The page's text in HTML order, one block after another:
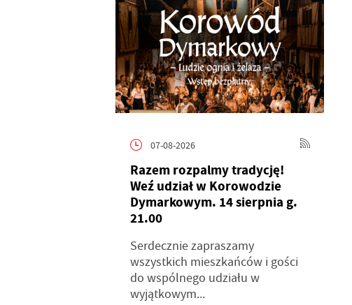
07-08-2026
Razem rozpalmy tradycję!
Weź udział w Korowodzie
Dymarkowym. 14 sierpnia g.
21.00
Serdecznie zapraszamy
wszystkich mieszkańców i gości
do wspólnego udziału w
wyjątkowym...